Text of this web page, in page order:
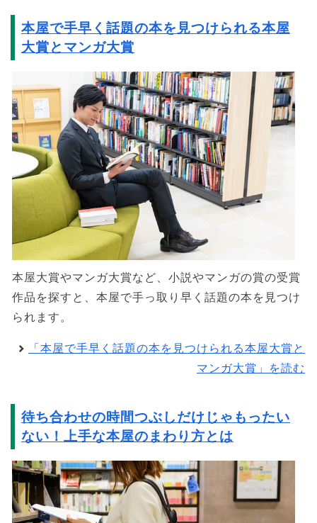
本屋で手早く話題の本を見つけられる本屋
大賞とマンガ大賞
本屋大賞やマンガ大賞など、小説やマンガの賞の受賞
作品を探すと、本屋で手っ取り早く話題の本を見つけ
られます。
「本屋で手早く話題の本を見つけられる本屋大賞と
マンガ大賞」を読む
待ち合わせの時間つぶしだけじゃもったい
ない！上手な本屋のまわり方とは